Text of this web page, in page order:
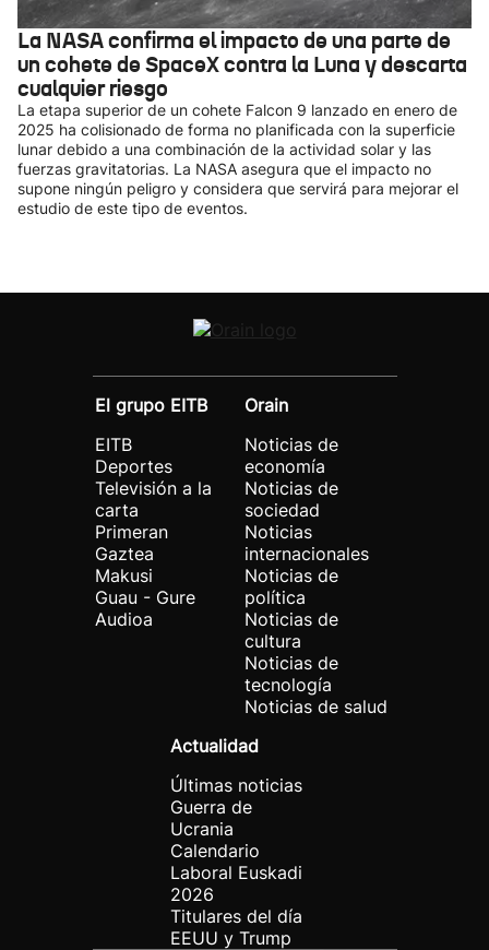
La NASA confirma el impacto de una parte de
un cohete de SpaceX contra la Luna y descarta
cualquier riesgo
La etapa superior de un cohete Falcon 9 lanzado en enero de
2025 ha colisionado de forma no planificada con la superficie
lunar debido a una combinación de la actividad solar y las
fuerzas gravitatorias. La NASA asegura que el impacto no
supone ningún peligro y considera que servirá para mejorar el
estudio de este tipo de eventos.
El grupo EITB
EITB
Deportes
Televisión a la
carta
Primeran
Gaztea
Makusi
Guau - Gure
Audioa
Orain
Noticias de
economía
Noticias de
sociedad
Noticias
internacionales
Noticias de
política
Noticias de
cultura
Noticias de
tecnología
Noticias de salud
Actualidad
Últimas noticias
Guerra de
Ucrania
Calendario
Laboral Euskadi
2026
Titulares del día
EEUU y Trump